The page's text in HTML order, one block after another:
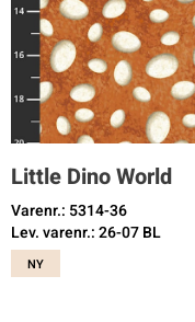
Little Dino World
Varenr.: 5314-36
Lev. varenr.: 26-07 BL
NY